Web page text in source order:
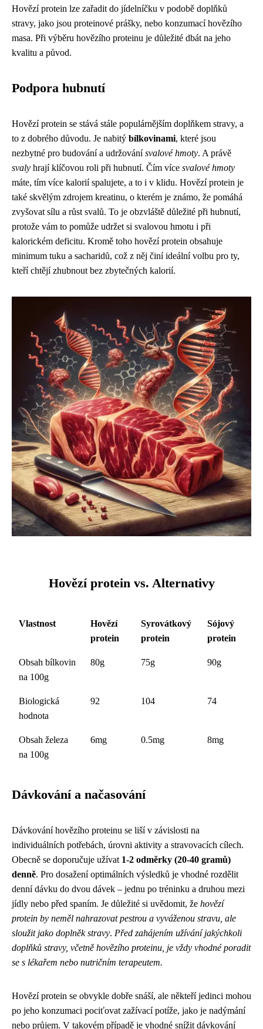
Hovězí protein lze zařadit do jídelníčku v podobě doplňků
stravy, jako jsou proteinové prášky, nebo konzumací hovězího
masa. Při výběru hovězího proteinu je důležité dbát na jeho
kvalitu a původ.
Podpora hubnutí
Hovězí protein se stává stále populárnějším doplňkem stravy, a
to z dobrého důvodu. Je nabitý bílkovinami, které jsou
nezbytné pro budování a udržovánísvalové hmoty. A právě
svaly hrají klíčovou roli při hubnutí. Čím více svalové hmoty
máte, tím více kalorií spalujete, a to i v klidu. Hovězí protein je
také skvělým zdrojem kreatinu, o kterém je známo, že pomáhá
zvyšovat sílu a růst svalů. To je obzvláště důležité při hubnutí,
protože vám to pomůže udržet si svalovou hmotu i při
kalorickém deficitu. Kromě toho hovězí protein obsahuje
minimum tuku a sacharidů, což z něj činí ideální volbu pro ty,
kteří chtějí zhubnout bez zbytečných kalorií.
Hovězí protein vs. Alternativy
Vlastnost
Hovězí
protein
Syrovátkový
protein
Sójový
protein
Obsah bílkovin
na 100g
80g 75g 90g
Biologická
hodnota
92 104 74
Obsah železa
na 100g
6mg 0.5mg 8mg
Dávkování a načasování
Dávkování hovězího proteinu se liší v závislosti na
individuálních potřebách, úrovni aktivity a stravovacích cílech.
Obecně se doporučuje užívat 1-2 odměrky (20-40 gramů)
denně. Pro dosažení optimálních výsledků je vhodné rozdělit
denní dávku do dvou dávek – jednu po tréninku a druhou mezi
jídly nebo před spaním. Je důležité si uvědomit, že hovězí
protein by neměl nahrazovat pestrou a vyváženou stravu, ale
sloužit jako doplněk stravy. Před zahájením užívání jakýchkoli
doplňků stravy, včetně hovězího proteinu, je vždy vhodné poradit
se s lékařem nebo nutričním terapeutem.
Hovězí protein se obvykle dobře snáší, ale někteří jedinci mohou
po jeho konzumaci pociťovat zažívací potíže, jako je nadýmání
nebo průjem. V takovém případě je vhodné snížit dávkování